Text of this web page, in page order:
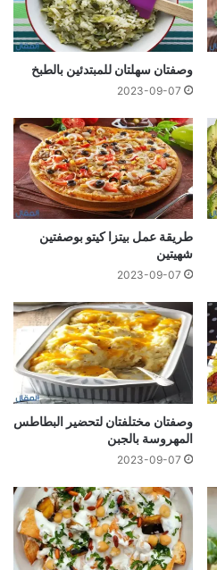
وصفتان سهلتان للمبتدئين بالطبخ
2023-09-07
طريقة عمل بيتزا كيتو بوصفتين
شهيتين
2023-09-07
وصفتان مختلفتان لتحضير البطاطس
المهروسة بالجبن
2023-09-07